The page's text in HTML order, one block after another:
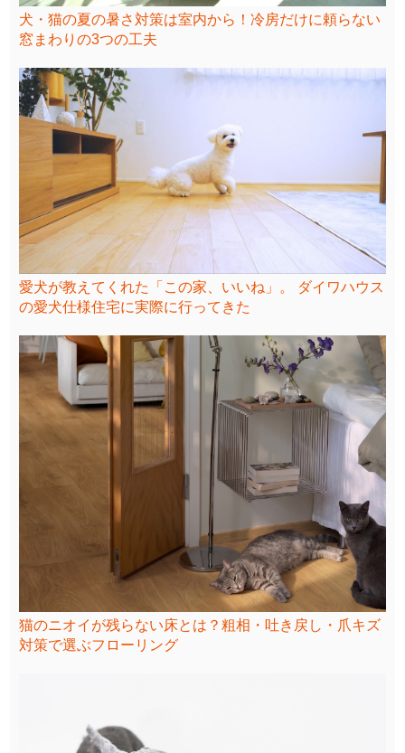
犬・猫の夏の暑さ対策は室内から！冷房だけに頼らない
窓まわりの3つの工夫
愛犬が教えてくれた「この家、いいね」。 ダイワハウス
の愛犬仕様住宅に実際に行ってきた
猫のニオイが残らない床とは？粗相・吐き戻し・爪キズ
対策で選ぶフローリング